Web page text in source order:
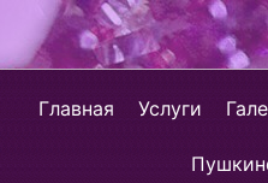
Главная Услуги